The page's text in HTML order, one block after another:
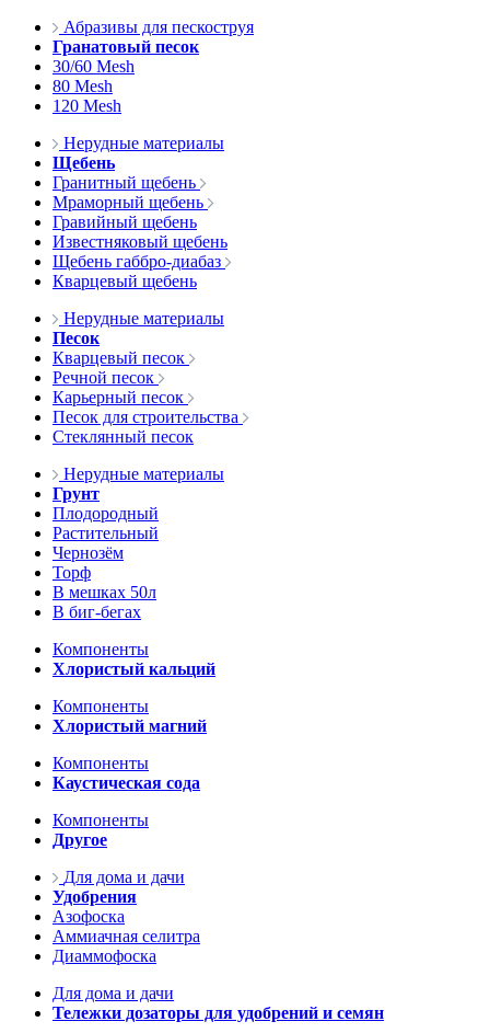
Абразивы для пескоструя
Гранатовый песок
30/60 Mesh
80 Mesh
120 Mesh
Нерудные материалы
Щебень
Гранитный щебень
Мраморный щебень
Гравийный щебень
Известняковый щебень
Щебень габбро-диабаз
Кварцевый щебень
Нерудные материалы
Песок
Кварцевый песок
Речной песок
Карьерный песок
Песок для строительства
Стеклянный песок
Нерудные материалы
Грунт
Плодородный
Растительный
Чернозём
Торф
В мешках 50л
В биг-бегах
Компоненты
Хлористый кальций
Компоненты
Хлористый магний
Компоненты
Каустическая сода
Компоненты
Другое
Для дома и дачи
Удобрения
Азофоска
Аммиачная селитра
Диаммофоска
Для дома и дачи
Тележки дозаторы для удобрений и семян